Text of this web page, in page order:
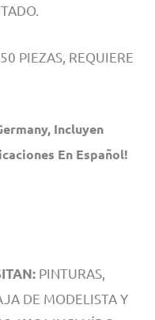
PIEZAS, REQUIERE
Incluyen
En Español!
PINTURAS,
DE MODELISTA Y